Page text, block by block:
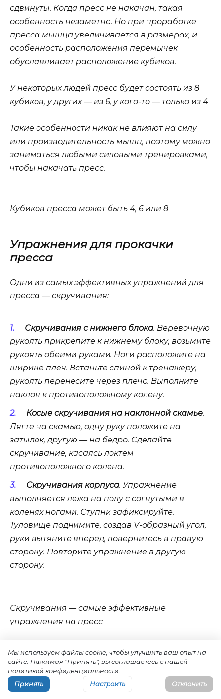
сдвинуты. Когда пресс не накачан, такая
особенность незаметна. Но при проработке
пресса мышца увеличивается в размерах, и
особенность расположения перемычек
обуславливает расположение кубиков.
У некоторых людей пресс будет состоять из 8
кубиков, у других — из 6, у кого-то — только из 4
Такие особенности никак не влияют на силу
или производительность мышц, поэтому можно
заниматься любыми силовыми тренировками,
чтобы накачать пресс.
Кубиков пресса может быть 4, 6 или 8
Упражнения для прокачки
пресса
Одни из самых эффективных упражнений для
пресса — скручивания:
Скручивания с нижнего блока. Веревочную
рукоять прикрепите к нижнему блоку, возьмите
рукоять обеими руками. Ноги расположите на
ширине плеч. Встаньте спиной к тренажеру,
рукоять перенесите через плечо. Выполните
наклон к противоположному колену.
Косые скручивания на наклонной скамье.
Лягте на скамью, одну руку положите на
затылок, другую — на бедро. Сделайте
скручивание, касаясь локтем
противоположного колена.
Скручивания корпуса. Упражнение
выполняется лежа на полу с согнутыми в
коленях ногами. Ступни зафиксируйте.
Туловище поднимите, создав V-образный угол,
руки вытяните вперед, повернитесь в правую
сторону. Повторите упражнение в другую
сторону.
Скручивания — самые эффективные
упражнения на пресс
Программа прокачки мышц пресса должна
включать силовые упражнения,
кардионагрузку, а также грамотную диету с
уменьшением количества калорий.
Мы используем файлы cookie, чтобы улучшить ваш опыт на
сайте. Нажимая "Принять", вы соглашаетесь с нашей
политикой конфиденциальности.
Принять
Настроить Отклонить